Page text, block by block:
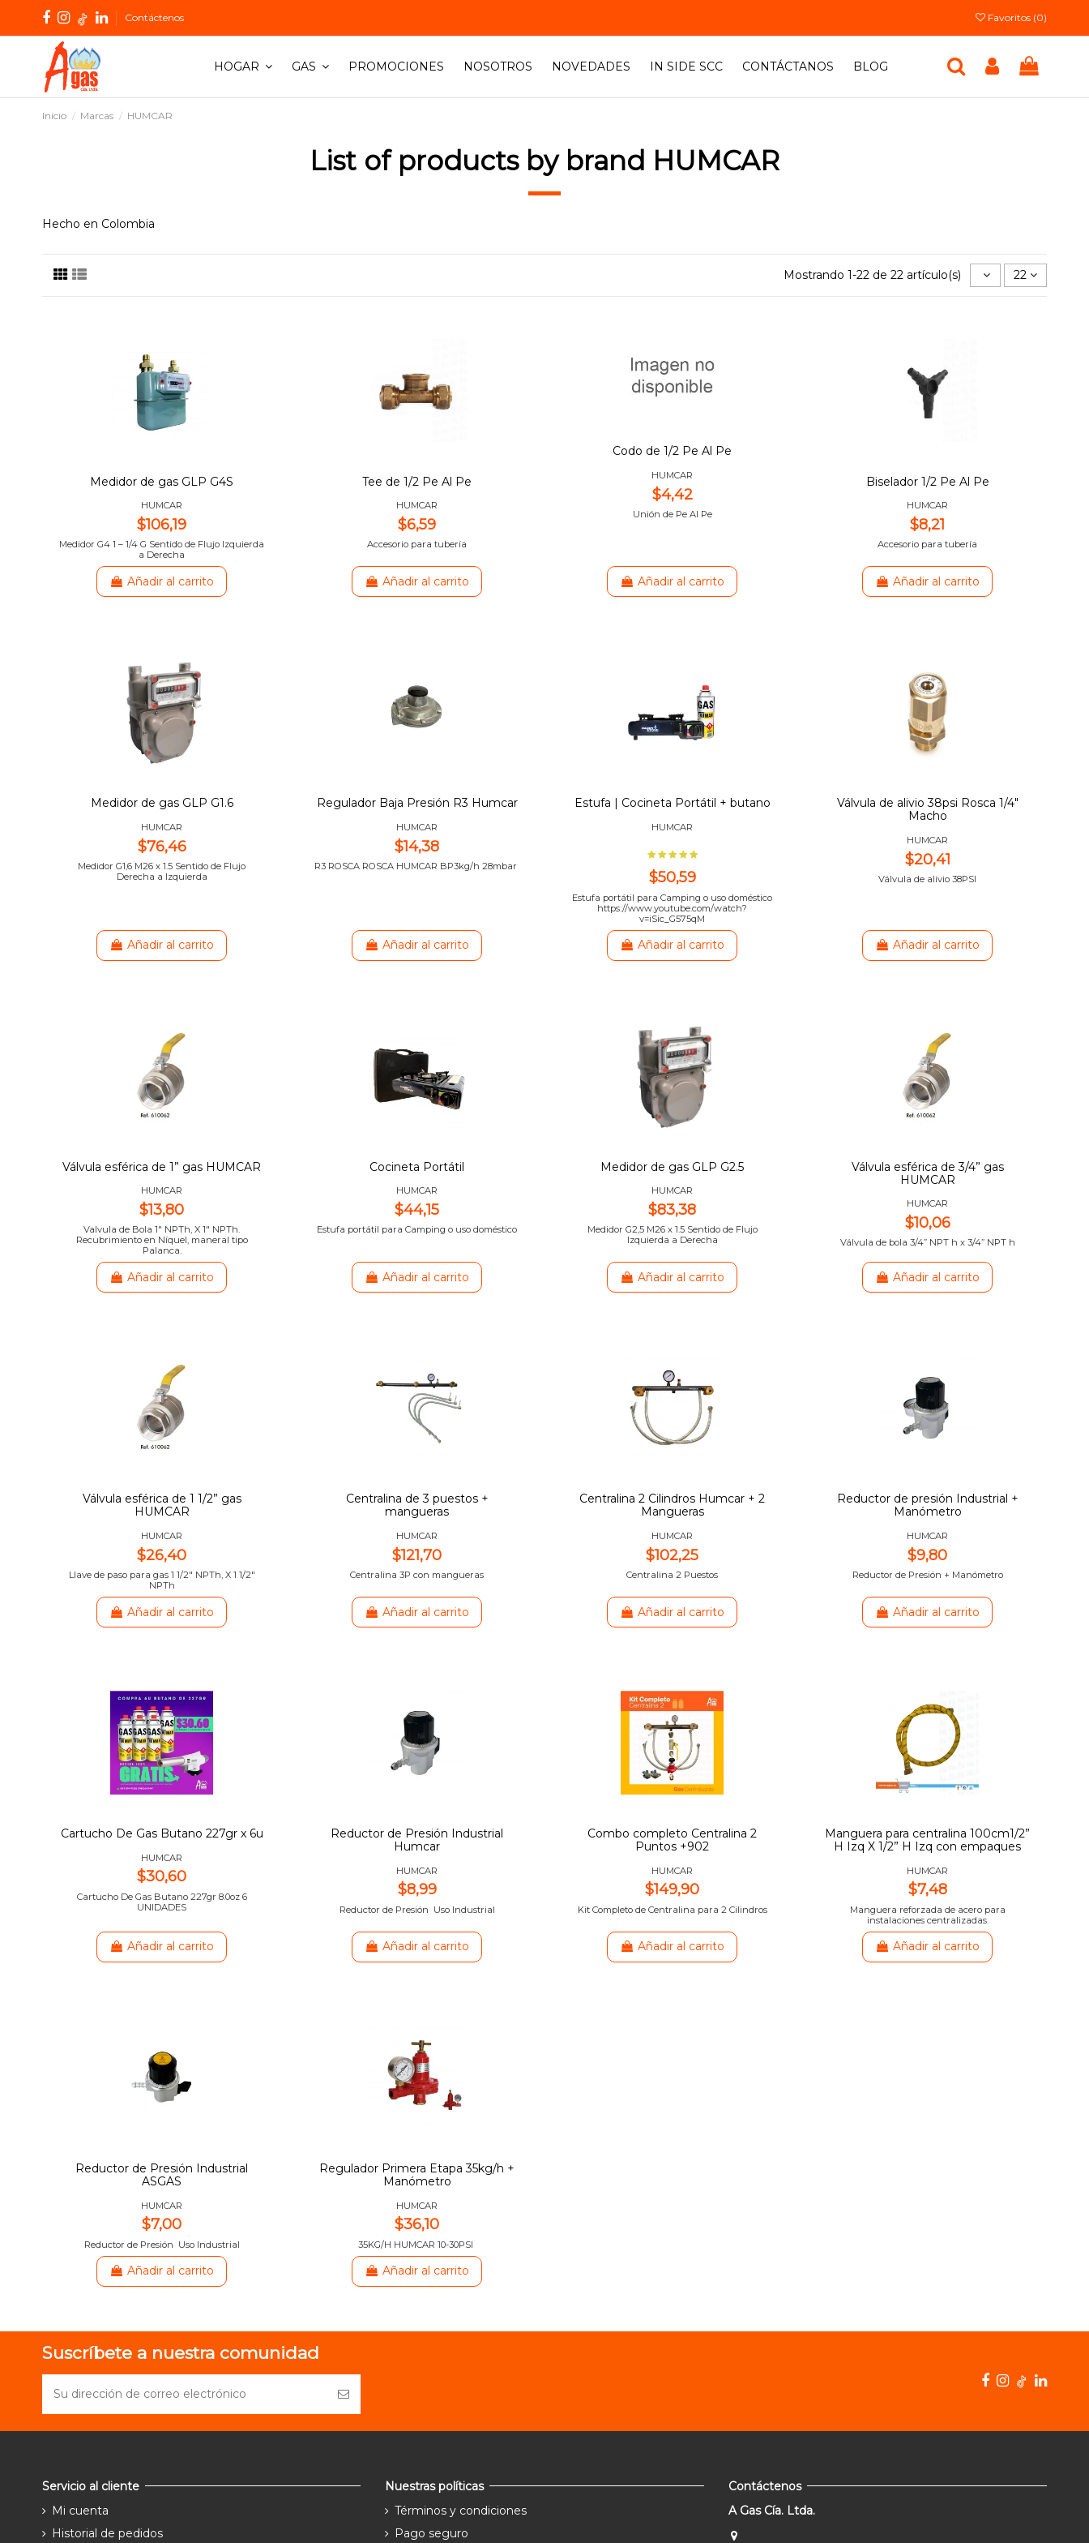
Contáctenos Favoritos (0)
HOGAR GAS PROMOCIONES NOSOTROS NOVEDADES IN SIDE SCC CONTÁCTANOS BLOG
Inicio Marcas HUMCAR
List of products by brand HUMCAR
Hecho en Colombia
Mostrando 1-22 de 22 artículo(s) 22
Medidor de gas GLP G4S
HUMCAR
$106,19
Medidor G4 1 – 1/4 G Sentido de Flujo Izquierda
a Derecha
Añadir al carrito
Tee de 1/2 Pe Al Pe
HUMCAR
$6,59
Accesorio para tubería
Añadir al carrito
Codo de 1/2 Pe Al Pe
HUMCAR
$4,42
Unión de Pe Al Pe
Añadir al carrito
Biselador 1/2 Pe Al Pe
HUMCAR
$8,21
Accesorio para tubería
Añadir al carrito
Medidor de gas GLP G1.6
HUMCAR
$76,46
Medidor G1,6 M26 x 1.5 Sentido de Flujo
Derecha a Izquierda
Añadir al carrito
Regulador Baja Presión R3 Humcar
HUMCAR
$14,38
R3 ROSCA ROSCA HUMCAR BP3kg/h 28mbar
Añadir al carrito
Estufa | Cocineta Portátil + butano
HUMCAR
$50,59
Estufa portátil para Camping o uso doméstico
https://www.youtube.com/watch?
v=iSic_G575qM
Añadir al carrito
Válvula de alivio 38psi Rosca 1/4"
Macho
HUMCAR
$20,41
Válvula de alivio 38PSI
Añadir al carrito
Válvula esférica de 1” gas HUMCAR
HUMCAR
$13,80
Valvula de Bola 1″ NPTh, X 1″ NPTh.
Recubrimiento en Níquel, maneral tipo
Palanca.
Añadir al carrito
Cocineta Portátil
HUMCAR
$44,15
Estufa portátil para Camping o uso doméstico
Añadir al carrito
Medidor de gas GLP G2.5
HUMCAR
$83,38
Medidor G2,5 M26 x 1.5 Sentido de Flujo
Izquierda a Derecha
Añadir al carrito
Válvula esférica de 3/4” gas
HUMCAR
HUMCAR
$10,06
Válvula de bola 3/4” NPT h x 3/4” NPT h
Añadir al carrito
Válvula esférica de 1 1/2” gas
HUMCAR
HUMCAR
$26,40
Llave de paso para gas 1 1/2″ NPTh, X 1 1/2″
NPTh
Añadir al carrito
Centralina de 3 puestos +
mangueras
HUMCAR
$121,70
Centralina 3P con mangueras
Añadir al carrito
Centralina 2 Cilindros Humcar + 2
Mangueras
HUMCAR
$102,25
Centralina 2 Puestos
Añadir al carrito
Reductor de presión Industrial +
Manómetro
HUMCAR
$9,80
Reductor de Presión + Manómetro
Añadir al carrito
Cartucho De Gas Butano 227gr x 6u
HUMCAR
$30,60
Cartucho De Gas Butano 227gr 8.0oz 6
UNIDADES
Añadir al carrito
Reductor de Presión Industrial
Humcar
HUMCAR
$8,99
Reductor de Presión Uso Industrial
Añadir al carrito
Combo completo Centralina 2
Puntos +902
HUMCAR
$149,90
Kit Completo de Centralina para 2 Cilindros
Añadir al carrito
Manguera para centralina 100cm1/2”
H Izq X 1/2” H Izq con empaques
HUMCAR
$7,48
Manguera reforzada de acero para
instalaciones centralizadas.
Añadir al carrito
Reductor de Presión Industrial
ASGAS
HUMCAR
$7,00
Reductor de Presión Uso Industrial
Añadir al carrito
Regulador Primera Etapa 35kg/h +
Manómetro
HUMCAR
$36,10
35KG/H HUMCAR 10-30PSI
Añadir al carrito
Suscríbete a nuestra comunidad
Servicio al cliente
Mi cuenta
Historial de pedidos
Nuestras políticas
Términos y condiciones
Pago seguro
Contáctenos
A Gas Cía. Ltda.